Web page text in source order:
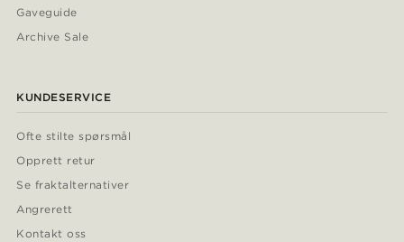
Gaveguide
Archive Sale
KUNDESERVICE
Ofte stilte spørsmål
Opprett retur
Se fraktalternativer
Angrerett
Kontakt oss